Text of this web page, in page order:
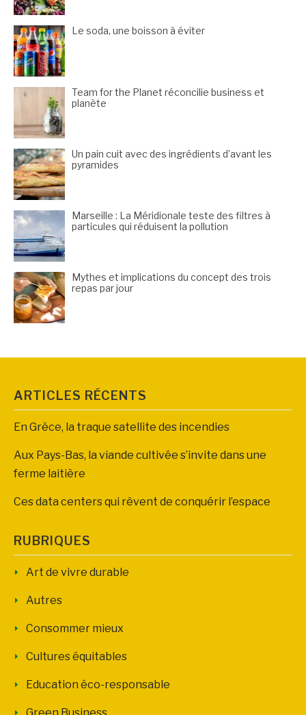
Le soda, une boisson à éviter
Team for the Planet réconcilie business et
planète
Un pain cuit avec des ingrédients d’avant les
pyramides
Marseille : La Méridionale teste des filtres à
particules qui réduisent la pollution
Mythes et implications du concept des trois
repas par jour
ARTICLES RÉCENTS
En Grèce, la traque satellite des incendies
Aux Pays-Bas, la viande cultivée s’invite dans une
ferme laitière
Ces data centers qui rêvent de conquérir l’espace
RUBRIQUES
Art de vivre durable
Autres
Consommer mieux
Cultures équitables
Education éco-responsable
Green Business